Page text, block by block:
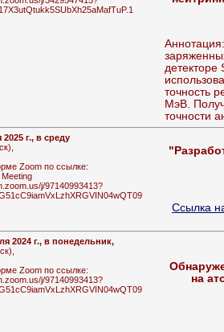
точность
МэВ.
точности
2025 г., в среду
Zoom по ссылке:
j/97140993413?
Cсылка
2024 г., в понедельник,
Zoom по ссылке:
j/97140993413?
на